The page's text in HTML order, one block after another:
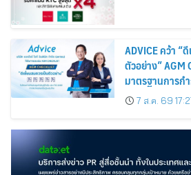
ADVICE คว้า “
ตัวอย่าง”
มาตรฐานการก
7 ส.ค. 69